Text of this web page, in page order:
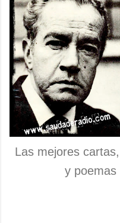
Las mejores
y poemas